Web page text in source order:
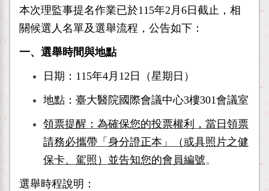
本次理監事提名作業已於115年2月6日截止，相
關候選人名單及選舉流程，公告如下：
一、選舉時間與地點
日期：115年4月12日（星期日）
地點：臺大醫院國際會議中心3樓301會議室
領票提醒：為確保您的投票權利，當日領票
請務必攜帶「身分證正本」（或具照片之健
保卡、駕照）並告知您的會員編號。
選舉時程說明：